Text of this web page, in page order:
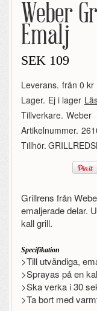
Weber
Emalj
SEK 109
Leverans. från 0 kr
Lager. Ej i lager
Tillverkare. Weber
Artikelnummer.
Tillhör.
Grillrens från
emaljerade delar.
kall grill.
Specifikation
>Till utvändiga,
>Sprayas på en
>Ska verka i 30
>Ta bort med